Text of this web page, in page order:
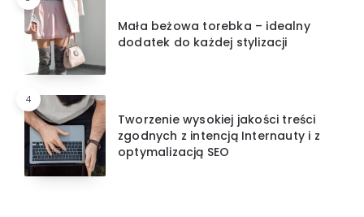
Mała beżowa torebka – idealny
dodatek do każdej stylizacji
4
Tworzenie wysokiej jakości treści
zgodnych z intencją Internauty i z
optymalizacją SEO